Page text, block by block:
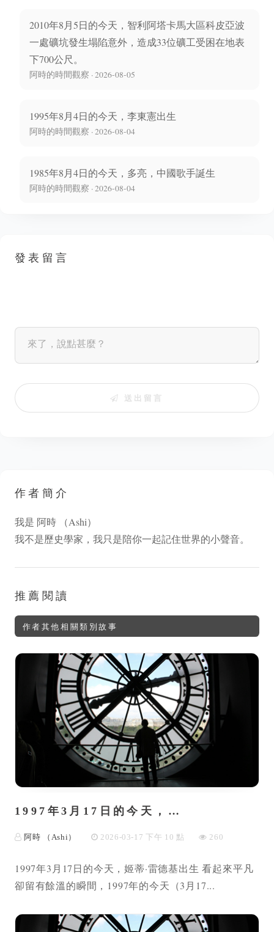
2010年8月5日的今天，智利阿塔卡馬大區科皮亞波
一處礦坑發生塌陷意外，造成33位礦工受困在地表
下700公尺。
阿時的時間觀察 · 2026-08-05
1995年8月4日的今天，李東憲出生
阿時的時間觀察 · 2026-08-04
1985年8月4日的今天，多亮，中國歌手誕生
阿時的時間觀察 · 2026-08-04
發表留言
送出留言
作者簡介
我是 阿時 （Ashi）
我不是歷史學家，我只是陪你一起記住世界的小聲音。
推薦閱讀
作者其他相關類別故事
1997年3月17日的今天，…
阿時 （Ashi） 2026-03-17 下午 10 點 260
1997年3月17日的今天，姬蒂·雷德基出生 看起來平凡
卻留有餘溫的瞬間，1997年的今天（3月17...